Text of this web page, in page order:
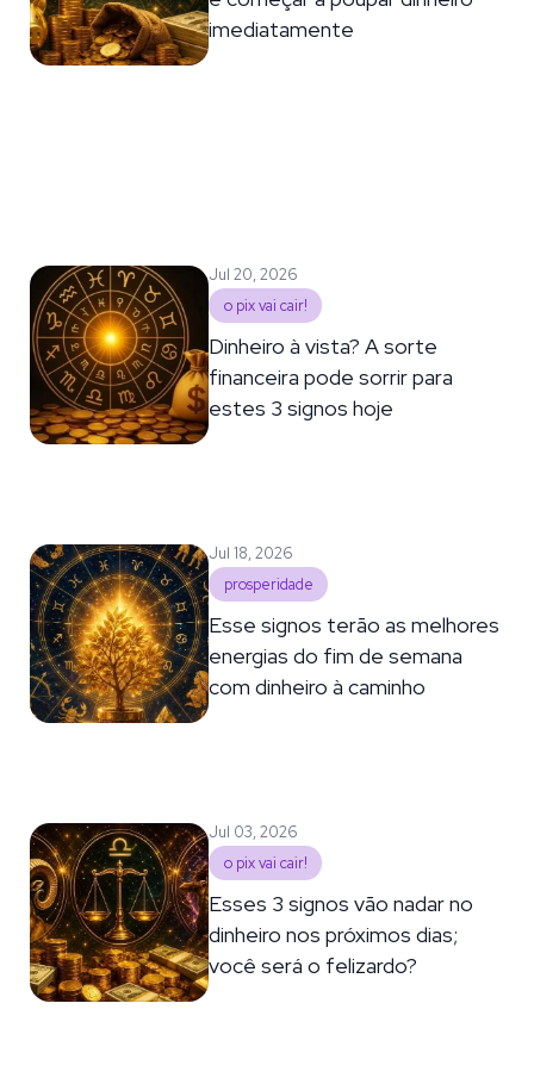
imediatamente
Jul 20, 2026
o pix vai cair!
Dinheiro à vista? A sorte
financeira pode sorrir para
estes 3 signos hoje
Jul 18, 2026
prosperidade
Esse signos terão as melhores
energias do fim de semana
com dinheiro à caminho
Jul 03, 2026
o pix vai cair!
Esses 3 signos vão nadar no
dinheiro nos próximos dias;
você será o felizardo?